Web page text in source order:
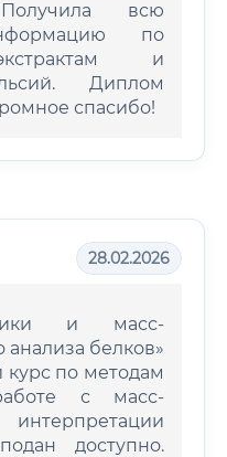
всю
по
и
Диплом
спасибо!
28.02.2026
и масс-
анализа белков»
курс по методам
с масс-
доступно.